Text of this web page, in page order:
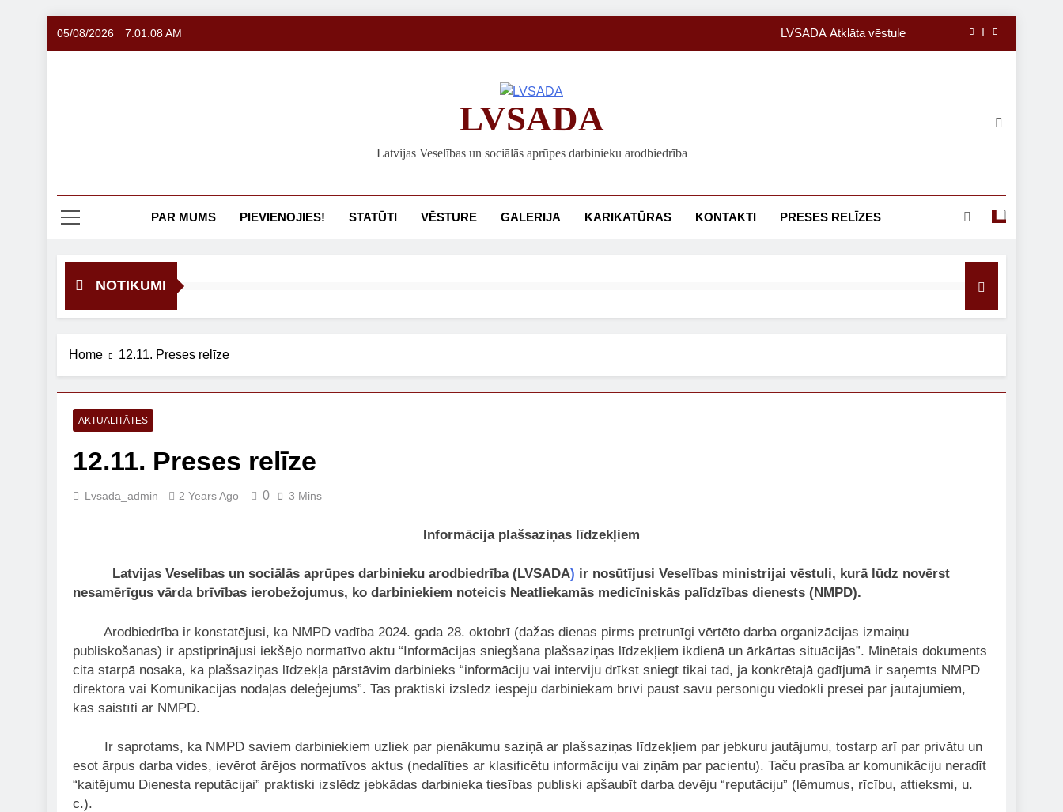
05/08/2026 7:01:08 AM LVSADA Atklāta vēstule
LVSADA
Latvijas Veselības un sociālās aprūpes darbinieku arodbiedrība
PAR MUMS PIEVIENOJIES! STATŪTI VĒSTURE GALERIJA KARIKATŪRAS KONTAKTI PRESES RELĪZES
NOTIKUMI
Home 12.11. Preses relīze
AKTUALITĀTES
12.11. Preses relīze
Lvsada_admin 2 Years Ago 0 3 Mins
Informācija plašsaziņas līdzekļiem
Latvijas Veselības un sociālās aprūpes darbinieku arodbiedrība (LVSADA) ir nosūtījusi Veselības ministrijai vēstuli, kurā lūdz novērst
nesamērīgus vārda brīvības ierobežojumus, ko darbiniekiem noteicis Neatliekamās medicīniskās palīdzības dienests (NMPD).
Arodbiedrība ir konstatējusi, ka NMPD vadība 2024. gada 28. oktobrī (dažas dienas pirms pretrunīgi vērtēto darba organizācijas izmaiņu
publiskošanas) ir apstiprinājusi iekšējo normatīvo aktu “Informācijas sniegšana plašsaziņas līdzekļiem ikdienā un ārkārtas situācijās”. Minētais dokuments
cita starpā nosaka, ka plašsaziņas līdzekļa pārstāvim darbinieks “informāciju vai interviju drīkst sniegt tikai tad, ja konkrētajā gadījumā ir saņemts NMPD
direktora vai Komunikācijas nodaļas deleģējums”. Tas praktiski izslēdz iespēju darbiniekam brīvi paust savu personīgu viedokli presei par jautājumiem,
kas saistīti ar NMPD.
Ir saprotams, ka NMPD saviem darbiniekiem uzliek par pienākumu saziņā ar plašsaziņas līdzekļiem par jebkuru jautājumu, tostarp arī par privātu un
esot ārpus darba vides, ievērot ārējos normatīvos aktus (nedalīties ar klasificētu informāciju vai ziņām par pacientu). Taču prasība ar komunikāciju neradīt
“kaitējumu Dienesta reputācijai” praktiski izslēdz jebkādas darbinieka tiesības publiski apšaubīt darba devēju “reputāciju” (lēmumus, rīcību, attieksmi, u.
c.).